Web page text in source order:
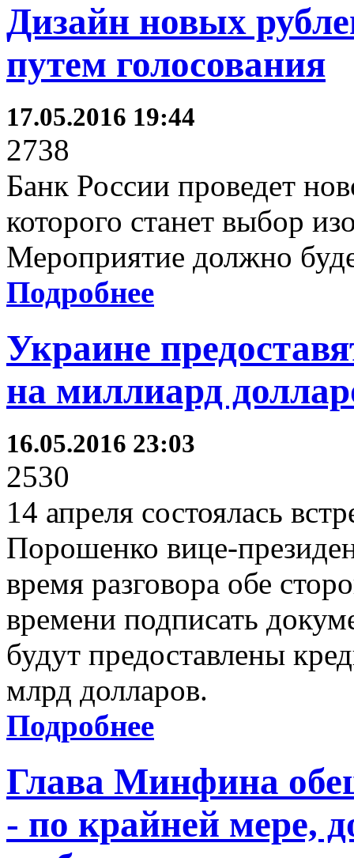
Дизайн новых
путем голосования
17.05.2016 19:44
2738
Банк России проведет
которого станет выбор
Мероприятие должно
Подробнее
Украине
на миллиард
16.05.2016 23:03
2530
14 апреля состоялась
Порошенко вице-
время разговора обе
времени подписать
будут предоставлены
млрд долларов.
Подробнее
Глава Минфина
- по крайней мере,